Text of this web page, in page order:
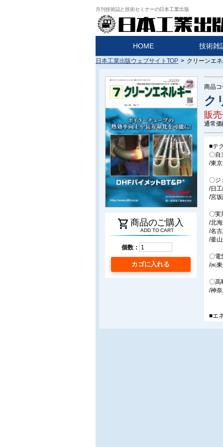
月刊技術誌と技術セミナーの日本工業出版
HOME 技術雑
日本工業出版ウェブサイトTOP > クリーンエ
shopping_cart 商品のご購入
ADD TO CART
個数：
カゴに入れる
商品コ
ク
販
通常価
■テ
〇自
/東
〇ジ
/日
/宮
〇実
/北
/名
/釜
〇電
/㈱
〇高
/神
■エ